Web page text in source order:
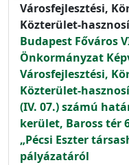
Városfejlesztési,
Közterület-
Budapest Főváros
Önkormányzat
Városfejlesztési,
Közterület-
(IV. 07.) számú
kerület, Baross tér
„Pécsi Eszter
pályázatáról